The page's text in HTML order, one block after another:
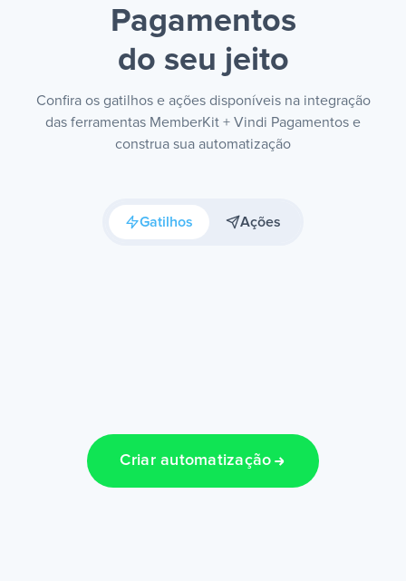
Pagamentos
do seu jeito
Confira os gatilhos e ações disponíveis na integração
das ferramentas MemberKit + Vindi Pagamentos e
construa sua automatização
Gatilhos Ações
Criar automatização